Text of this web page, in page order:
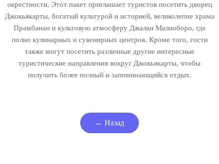
окрестности. Этот пакет приглашает туристов посетить дворец
Джокьякарты, богатый культурой и историей, великолепие храма
Прамбанан и культовую атмосферу Джалан Малиоборо, где
полно кулинарных и сувенирных центров. Кроме того, гости
также могут посетить различные другие интересные
туристические направления вокруг Джокьякарты, чтобы
получить более полный и запоминающийся отдых.
← Назад